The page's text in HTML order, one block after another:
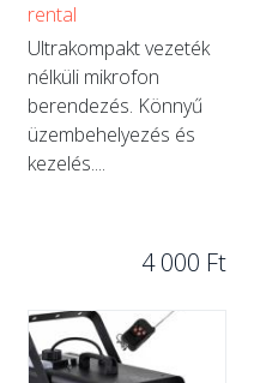
rental
Ultrakompakt vezeték
nélküli mikrofon
berendezés. Könnyű
üzembehelyezés és
kezelés....
4 000 Ft